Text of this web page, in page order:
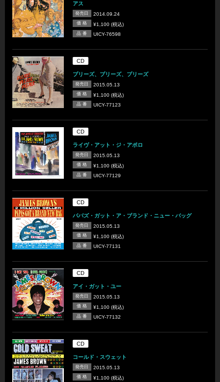
アス
発売日 2014.09.24
価 格 ¥1,100 (税込)
品 番 UICY-76598
CD
プリーズ、プリーズ、プリーズ
発売日 2015.05.13
価 格 ¥1,100 (税込)
品 番 UICY-77123
CD
ライヴ・アット・ジ・アポロ
発売日 2015.05.13
価 格 ¥1,100 (税込)
品 番 UICY-77129
CD
パパズ・ガット・ア・ブランド・ニュー・バッグ
発売日 2015.05.13
価 格 ¥1,100 (税込)
品 番 UICY-77131
CD
アイ・ガット・ユー
発売日 2015.05.13
価 格 ¥1,100 (税込)
品 番 UICY-77132
CD
コールド・スウェット
発売日 2015.05.13
価 格 ¥1,100 (税込)